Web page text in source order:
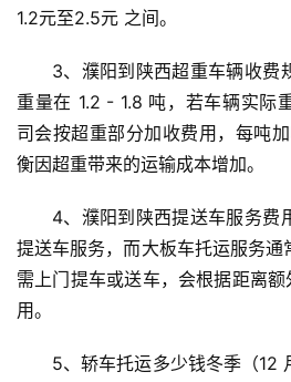
1.2元至2.5元 之间。
3、濮阳到陕西超重车辆收费
重量在 1.2 - 1.8 吨，若车辆实际
司会按超重部分加收费用，每吨
衡因超重带来的运输成本增加。
4、濮阳到陕西提送车服务费
提送车服务，而大板车托运服务通
需上门提车或送车，会根据距离
用。
5、轿车托运多少钱冬季（12